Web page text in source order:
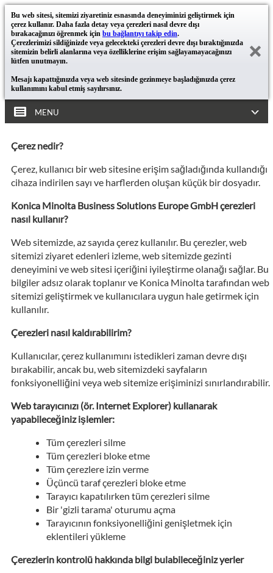
Bu web sitesi, sitemizi ziyaretiniz esnasında deneyiminizi geliştirmek için
çerez kullanır. Daha fazla detay veya çerezleri nasıl devre dışı
bırakacağınızı öğrenmek için bu bağlantıyı takip edin.
Çerezlerimizi sildiğinizde veya gelecekteki çerezleri devre dışı bıraktığınızda
sitemizin belirli alanlarına veya özelliklerine erişim sağlayamayacağınızı
lütfen unutmayın.
Mesajı kapattığınızda veya web sitesinde gezinmeye başladığınızda çerez
kullanımını kabul etmiş sayılırsınız.
MENU
Çerez nedir?
Çerez, kullanıcı bir web sitesine erişim sağladığında kullandığı
cihaza indirilen sayı ve harflerden oluşan küçük bir dosyadır.
Konica Minolta Business Solutions Europe GmbH çerezleri
nasıl kullanır?
Web sitemizde, az sayıda çerez kullanılır. Bu çerezler, web
sitemizi ziyaret edenleri izleme, web sitemizde gezinti
deneyimini ve web sitesi içeriğini iyileştirme olanağı sağlar. Bu
bilgiler adsız olarak toplanır ve Konica Minolta tarafından web
sitemizi geliştirmek ve kullanıcılara uygun hale getirmek için
kullanılır.
Çerezleri nasıl kaldırabilirim?
Kullanıcılar, çerez kullanımını istedikleri zaman devre dışı
bırakabilir, ancak bu, web sitemizdeki sayfaların
fonksiyonelliğini veya web sitemize erişiminizi sınırlandırabilir.
Web tarayıcınızı (ör. Internet Explorer) kullanarak
yapabileceğiniz işlemler:
Tüm çerezleri silme
Tüm çerezleri bloke etme
Tüm çerezlere izin verme
Üçüncü taraf çerezleri bloke etme
Tarayıcı kapatılırken tüm çerezleri silme
Bir 'gizli tarama' oturumu açma
Tarayıcının fonksiyonelliğini genişletmek için
eklentileri yükleme
Çerezlerin kontrolü hakkında bilgi bulabileceğiniz yerler